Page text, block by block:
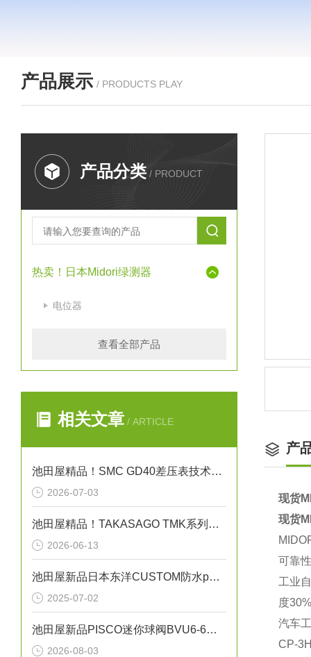
产品展示 / PRODUCTS PLAY
产品分类 / PRODUCT
热卖！日本Midori绿测器
电位器
查看全部产品
相关文章 / ARTICLE
池田屋精品！SMC GD40差压表技术参数与应用解析
2026-07-03
池田屋精品！TAKASAGO TMK系列高压直流电源 TMK1.0-50 参数介绍
2026-06-13
池田屋新品日本东洋CUSTOM防水pH计PH-6011
2025-07-02
池田屋新品PISCO迷你球阀BVU6-6正式发布
2026-08-03
产
现货
现货
可靠
工业
度
汽车
‌CP-